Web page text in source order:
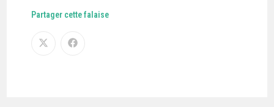
Partager cette falaise